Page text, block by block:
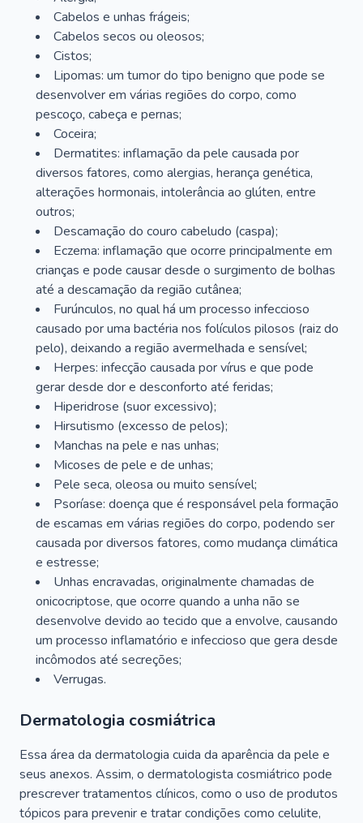
Cabelos e unhas frágeis;
Cabelos secos ou oleosos;
Cistos;
Lipomas: um tumor do tipo benigno que pode se
desenvolver em várias regiões do corpo, como
pescoço, cabeça e pernas;
Coceira;
Dermatites: inflamação da pele causada por
diversos fatores, como alergias, herança genética,
alterações hormonais, intolerância ao glúten, entre
outros;
Descamação do couro cabeludo (caspa);
Eczema: inflamação que ocorre principalmente em
crianças e pode causar desde o surgimento de bolhas
até a descamação da região cutânea;
Furúnculos, no qual há um processo infeccioso
causado por uma bactéria nos folículos pilosos (raiz do
pelo), deixando a região avermelhada e sensível;
Herpes: infecção causada por vírus e que pode
gerar desde dor e desconforto até feridas;
Hiperidrose (suor excessivo);
Hirsutismo (excesso de pelos);
Manchas na pele e nas unhas;
Micoses de pele e de unhas;
Pele seca, oleosa ou muito sensível;
Psoríase: doença que é responsável pela formação
de escamas em várias regiões do corpo, podendo ser
causada por diversos fatores, como mudança climática
e estresse;
Unhas encravadas, originalmente chamadas de
onicocriptose, que ocorre quando a unha não se
desenvolve devido ao tecido que a envolve, causando
um processo inflamatório e infeccioso que gera desde
incômodos até secreções;
Verrugas.
Dermatologia cosmiátrica
Essa área da dermatologia cuida da aparência da pele e
seus anexos. Assim, o dermatologista cosmiátrico pode
prescrever tratamentos clínicos, como o uso de produtos
tópicos para prevenir e tratar condições como celulite,